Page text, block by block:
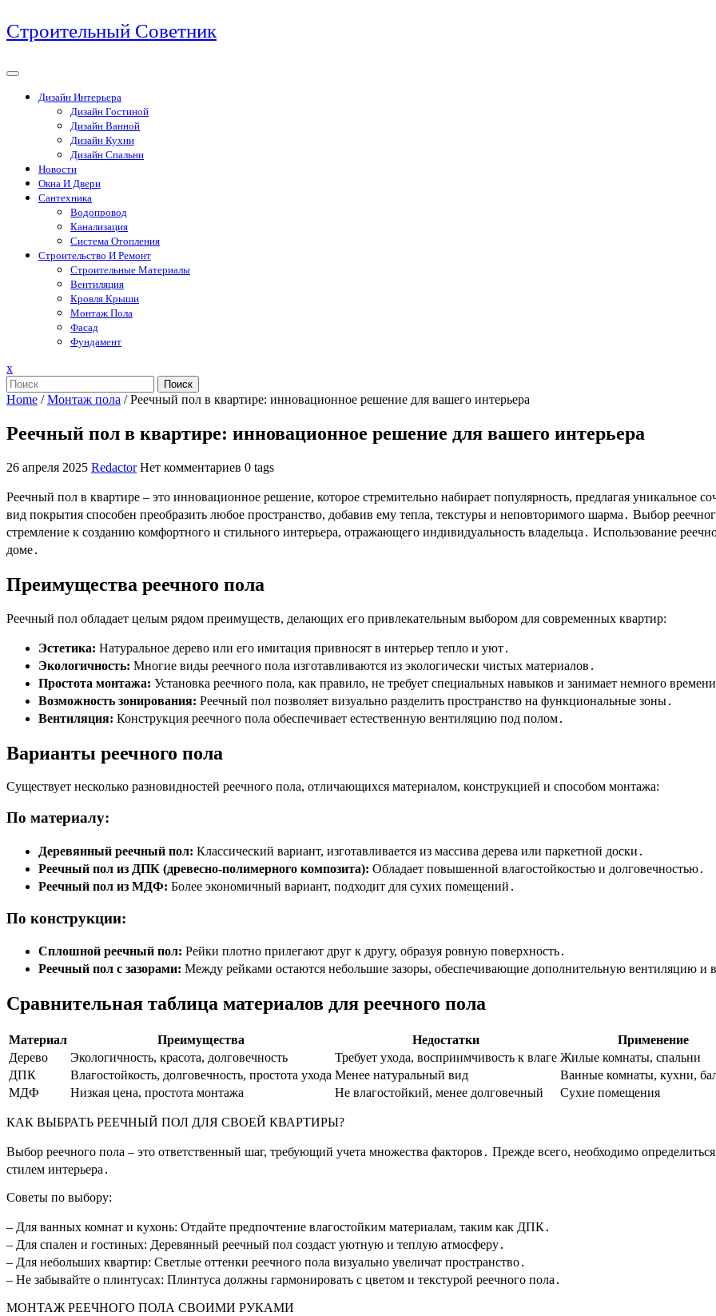
Перейти
к
Строительный Советник
Дизайн Интерьера
Дизайн Гостиной
Дизайн Ванной
Дизайн Кухни
Дизайн Спальни
Новости
Окна И Двери
Сантехника
Водопровод
Канализация
Система Отопления
Строительство И Ремонт
Строительные Материалы
Вентиляция
Кровля Крыши
Монтаж Пола
Фасад
Фундамент
xЗакрыть
меню
Поиск
Home /Монтаж пола /Реечный пол в квартире: инновационное решение для вашего интерьера
Реечный пол в квартире: инновационное решение для вашего интерьера
26 апреля 2025 Redactor Нет комментариев 0 tags
Реечный пол в квартире – это инновационное решение, которое стремительно набирает популярность, предлагая уникальное
вид покрытия способен преобразить любое пространство, добавив ему тепла, текстуры и неповторимого шарма․ Выбор
стремление к созданию комфортного и стильного интерьера, отражающего индивидуальность владельца․ Использование
доме․
Преимущества реечного пола
Реечный пол обладает целым рядом преимуществ, делающих его привлекательным выбором для современных квартир:
Эстетика: Натуральное дерево или его имитация привносят в интерьер тепло и уют․
Экологичность: Многие виды реечного пола изготавливаются из экологически чистых материалов․
Простота монтажа: Установка реечного пола, как правило, не требует специальных навыков и занимает немного
Возможность зонирования: Реечный пол позволяет визуально разделить пространство на функциональные зоны․
Вентиляция: Конструкция реечного пола обеспечивает естественную вентиляцию под полом․
Варианты реечного пола
Существует несколько разновидностей реечного пола, отличающихся материалом, конструкцией и способом монтажа:
По материалу:
Деревянный реечный пол: Классический вариант, изготавливается из массива дерева или паркетной доски․
Реечный пол из ДПК (древесно-полимерного композита): Обладает повышенной влагостойкостью и долговечностью․
Реечный пол из МДФ: Более экономичный вариант, подходит для сухих помещений․
По конструкции:
Сплошной реечный пол: Рейки плотно прилегают друг к другу, образуя ровную поверхность․
Реечный пол с зазорами: Между рейками остаются небольшие зазоры, обеспечивающие дополнительную вентиляцию и
Сравнительная таблица материалов для реечного пола
Материал Преимущества Недостатки
Применение
Дерево
Экологичность, красота, долговечность Требует ухода, восприимчивость к влаге Жилые комнаты, спальни
ДПК
Влагостойкость, долговечность, простота ухода Менее натуральный вид
Ванные комнаты, кухни,
МДФ
Низкая цена, простота монтажа Не влагостойкий, менее долговечный Сухие помещения
КАК ВЫБРАТЬ РЕЕЧНЫЙ ПОЛ ДЛЯ СВОЕЙ КВАРТИРЫ?
Выбор реечного пола – это ответственный шаг, требующий учета множества факторов․ Прежде всего, необходимо
стилем интерьера․
Советы по выбору:
– Для ванных комнат и кухонь: Отдайте предпочтение влагостойким материалам, таким как ДПК․
– Для спален и гостиных: Деревянный реечный пол создаст уютную и теплую атмосферу․
– Для небольших квартир: Светлые оттенки реечного пола визуально увеличат пространство․
– Не забывайте о плинтусах: Плинтуса должны гармонировать с цветом и текстурой реечного пола․
МОНТАЖ РЕЕЧНОГО ПОЛА СВОИМИ РУКАМИ